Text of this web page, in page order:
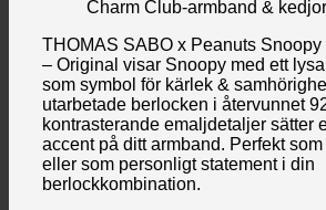
Charm Club-armband & kedjor
THOMAS SABO x Peanuts
– Original visar Snoopy med ett
som symbol för kärlek &
utarbetade berlocken i återvunnet
kontrasterande emaljdetaljer sätter
accent på ditt armband. Perfekt
eller som personligt statement i din
berlockkombination.